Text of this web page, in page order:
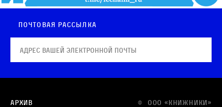
Почтовая рассылка
© OOO «КНИЖНИКИ»
Архив